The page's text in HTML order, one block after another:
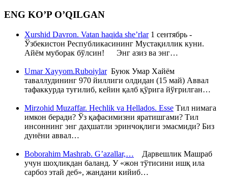
ENG KO’P O’QILGAN
Xurshid Davron. Vatan haqida she’rlar1 сентябрь -
Ўзбекистон Республикасининг Мустақиллик куни.
Айём муборак бўлсин! Энг азиз ва энг…
Umar Xayyom.RuboiylarБуюк Умар Хайём
таваллудининг 970 йиллиги олдидан (15 май) Аввал
тафаккурда туғилиб, кейин қалб қўрига йўғрилган…
Mirzohid Muzaffar. Hechlik va Hellados. Esse Тил нимага
имкон беради? Ўз қафасимизни яратишгами? Тил
инсоннинг энг даҳшатли эринчоқлиги эмасмиди? Биз
дунёни аввал…
Boborahim Mashrab. G’azallar,… Дарвешлик Машраб
учун шоҳликдан баланд. У «жон тўтисини ишқ ила
сарбоз этай деб», жандани кийиб…